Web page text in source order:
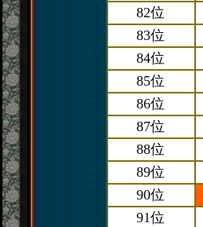
82位
83位
84位
85位
86位
87位
88位
89位
90位
91位